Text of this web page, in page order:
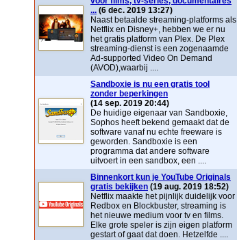
... (6 dec. 2019 13:27)
Naast betaalde streaming-platforms als
Netflix en Disney+, hebben we er nu
het gratis platform van Plex. De Plex
streaming-dienst is een zogenaamde
Ad-supported Video On Demand
(AVOD),waarbij ....
Sandboxie is nu een gratis tool
zonder beperkingen
(14 sep. 2019 20:44)
De huidige eigenaar van Sandboxie,
Sophos heeft bekend gemaakt dat de
software vanaf nu echte freeware is
geworden. Sandboxie is een
programma dat andere software
uitvoert in een sandbox, een ....
Binnenkort kun je YouTube Originals
gratis bekijken (19 aug. 2019 18:52)
Netflix maakte het pijnlijk duidelijk voor
Redbox en Blockbuster, streaming is
het nieuwe medium voor tv en films.
Elke grote speler is zijn eigen platform
gestart of gaat dat doen. Hetzelfde ....